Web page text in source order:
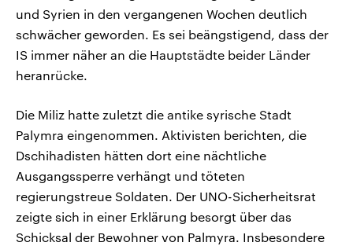
und Syrien in den vergangenen Wochen deutlich
schwächer geworden. Es sei beängstigend, dass der
IS immer näher an die Hauptstädte beider Länder
heranrücke.
Die Miliz hatte zuletzt die antike syrische Stadt
Palymra eingenommen. Aktivisten berichten, die
Dschihadisten hätten dort eine nächtliche
Ausgangssperre verhängt und töteten
regierungstreue Soldaten. Der UNO-Sicherheitsrat
zeigte sich in einer Erklärung besorgt über das
Schicksal der Bewohner von Palmyra. Insbesondere